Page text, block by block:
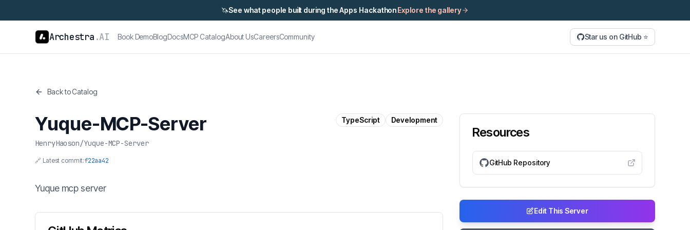
🦄See what people built during the Apps HackathonExplore the gallery
Archestra .AI Book DemoBlogDocsMCP CatalogAbout UsCareersCommunity Star us on GitHub ⭐
Back to Catalog
Yuque-MCP-Server
HenryHaoson/Yuque-MCP-Server
🔗 Latest commit:f22aa42
TypeScript Development
Yuque mcp server
Resources
GitHub Repository
Edit This Server